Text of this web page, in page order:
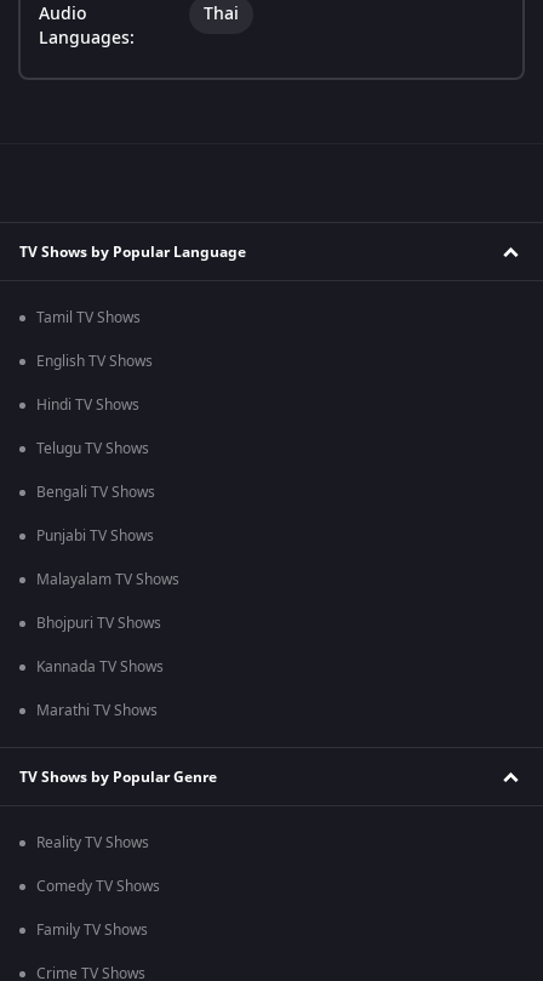
Audio
Languages:
Thai
TV Shows by Popular Language
Tamil TV Shows
English TV Shows
Hindi TV Shows
Telugu TV Shows
Bengali TV Shows
Punjabi TV Shows
Malayalam TV Shows
Bhojpuri TV Shows
Kannada TV Shows
Marathi TV Shows
TV Shows by Popular Genre
Reality TV Shows
Comedy TV Shows
Family TV Shows
Crime TV Shows